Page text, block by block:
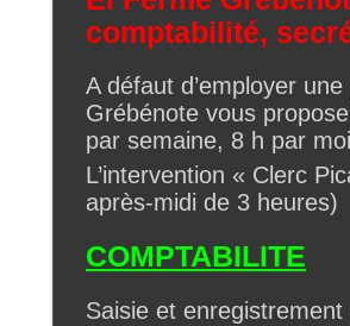
comptabilité,
A défaut d’employer
Grébénote vous
par semaine, 8 h par
L’intervention « Clerc
après-midi de 3 heures)
COMPTABILITE
Saisie et